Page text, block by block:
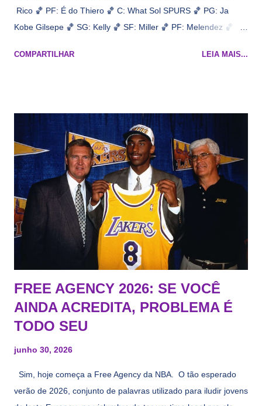
Rico 🏀 PF: É do Thiero 🏀 C: What Sol SPURS 🏀 PG: Ja
Kobe Gilsepe 🏀 SG: Kelly 🏀 SF: Miller 🏀 PF: Melendez 🏀 C:
Na quadra Transmissão: NBA League Pass
COMPARTILHAR LEIA MAIS...
FREE AGENCY 2026: SE VOCÊ
AINDA ACREDITA, PROBLEMA É
TODO SEU
junho 30, 2026
Sim, hoje começa a Free Agency da NBA. O tão esperado
verão de 2026, conjunto de palavras utilizado para iludir jovens